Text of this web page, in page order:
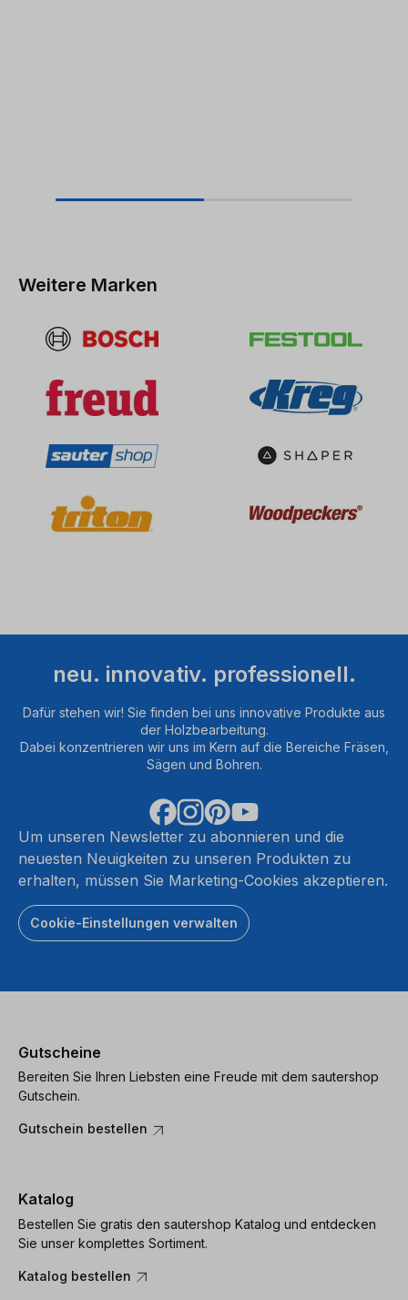
Weitere Marken
neu. innovativ. professionell.
Dafür stehen wir! Sie finden bei uns innovative Produkte aus
der Holzbearbeitung.
Dabei konzentrieren wir uns im Kern auf die Bereiche Fräsen,
Sägen und Bohren.
Um unseren Newsletter zu abonnieren und die
neuesten Neuigkeiten zu unseren Produkten zu
erhalten, müssen Sie Marketing-Cookies akzeptieren.
Cookie-Einstellungen verwalten
Gutscheine
Bereiten Sie Ihren Liebsten eine Freude mit dem sautershop
Gutschein.
Gutschein bestellen
Katalog
Bestellen Sie gratis den sautershop Katalog und entdecken
Sie unser komplettes Sortiment.
Katalog bestellen